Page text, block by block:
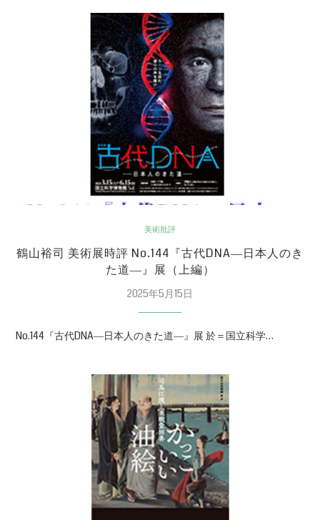
美術批評
鶴山裕司 美術展時評 No.144『古代DNA―日本人のき
た道―』展（上編）
2025年5月15日
No.144『古代DNA―日本人のきた道―』展 於＝国立科学…